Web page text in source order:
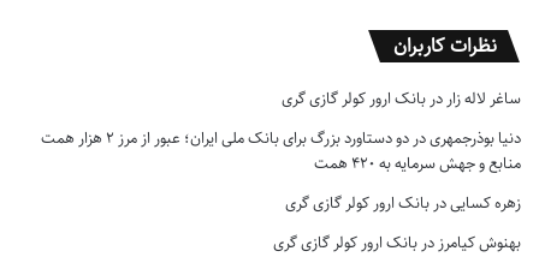
نظرات کاربران
ساغر لاله زار در بانک ارور کولر گازی گری
دنیا بوذرجمهریدر
دو دستاورد بزرگ برای بانک ملی ایران؛ عبور از مرز ۲ هزار همت
منابع و جهش سرمایه به ۴۲۰ همت
زهره کساییدر بانک ارور کولر گازی گری
بهنوش کیامرز در بانک ارور کولر گازی گری